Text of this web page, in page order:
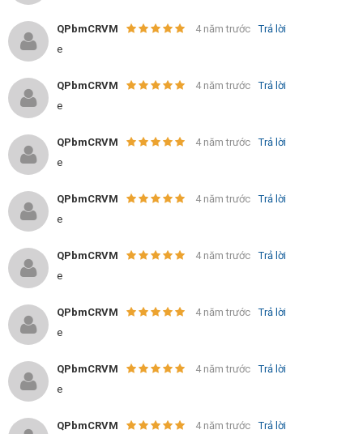
QPbmCRVM 4 năm trước
Trả lời
e
QPbmCRVM 4 năm trước
Trả lời
e
QPbmCRVM 4 năm trước
Trả lời
e
QPbmCRVM 4 năm trước
Trả lời
e
QPbmCRVM 4 năm trước
Trả lời
e
QPbmCRVM 4 năm trước
Trả lời
e
QPbmCRVM 4 năm trước
Trả lời
e
QPbmCRVM 4 năm trước
Trả lời